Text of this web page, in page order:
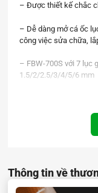
– Được thiết kế chắc
– Dễ dàng mở cá ốc
công việc sửa chữa,
– FBW-700S với 7 lục
1.5/2/2.5/3/4/5/6 mm
Thông số chi
FBW – 700S
Thông tin về